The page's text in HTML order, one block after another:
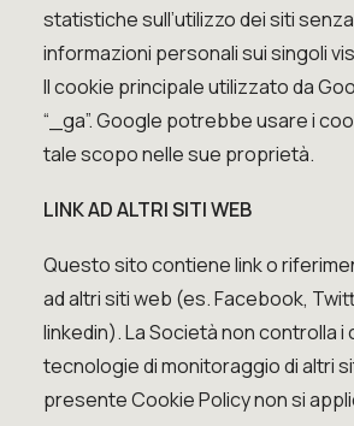
statistiche sull’utilizzo dei siti
informazioni personali sui singoli
Il cookie principale utilizzato da
“_ga”. Google potrebbe usare i
tale scopo nelle sue proprietà.
LINK AD ALTRI SITI WEB
Questo sito contiene link o
ad altri siti web (es. Facebook,
linkedin). La Società non controlla i
tecnologie di monitoraggio di altri
presente Cookie Policy non si